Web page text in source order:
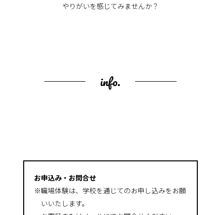
やりがいを感じてみませんか？
info.
お申込み・お問合せ
※職場体験は、学校を通じてのお申し込みをお願
いいたします。